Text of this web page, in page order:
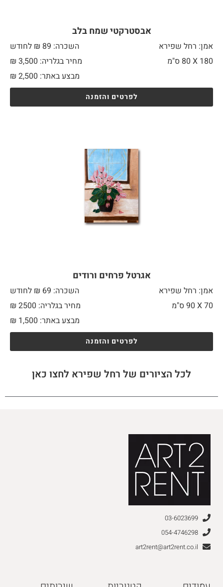
אבסטרקטי שמח בלב
אמן: רחל שפירא
השכרה: 89 ₪ לחודש
180 X
מחיר בגלריה: 3,500 ₪
מבצע באתר:
₪ 2,500
לפרטים והזמנה
אגרטל פרחים ורודים
אמן: רחל שפירא
השכרה: 69 ₪ לחודש
70 X
מחיר בגלריה: 2500 ₪
מבצע באתר:
₪ 1,500
לפרטים והזמנה
לכל הציורים של רחל שפירא לחצו כאן
03-6023699
054-4746298
art2rent@art2rent.co.il